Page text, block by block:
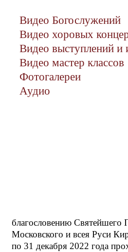
Видео Богослужений
Видео хоровых
Видео выступлений и
Видео мастер классов
Фотогалереи
Аудио
благословению Святейшего
Московского и всея Руси
по 31 декабря 2022 года